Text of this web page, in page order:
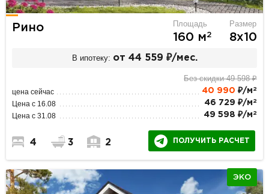
Рино Площадь
160 м2
Размер
8х10
В ипотеку: от 44 559 ₽/мес.
Без скидки 49 598 ₽
цена сейчас 40 990 ₽/м 2
Цена с 16.08 46 729 ₽/м 2
Цена с 31.08 49 598 ₽/м 2
4 3 2 ПОЛУЧИТЬ РАСЧЕТ
ЭКО